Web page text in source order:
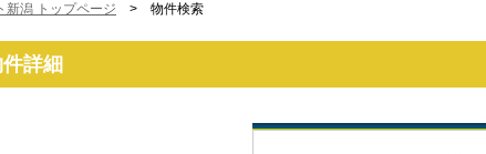
新潟 トップページ > 物件検索
詳細